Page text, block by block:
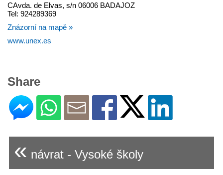
CAvda. de Elvas, s/n 06006 BADAJOZ
Tel: 924289369
Znázorní na mapě »
www.unex.es
Share
« návrat - Vysoké školy